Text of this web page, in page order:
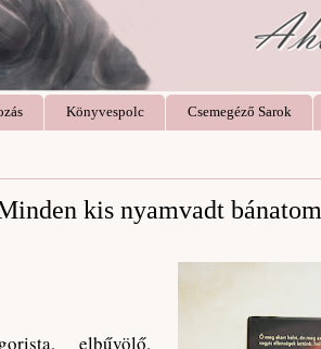
Könyvespolc Csemegéző Sarok
​kis nyamvadt bánatom
elbűvölő,